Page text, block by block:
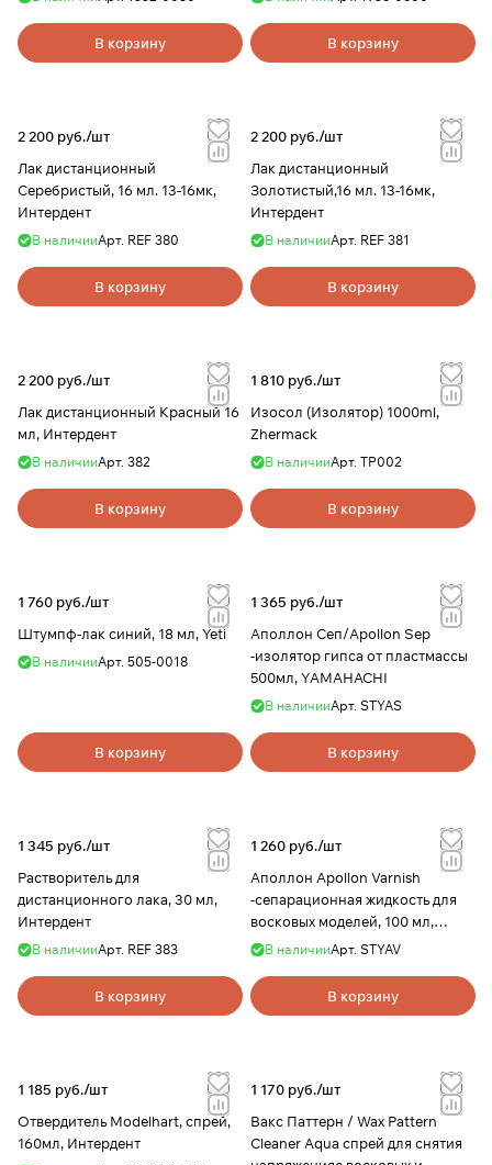
В корзину В корзину
2 200 руб./шт
Лак дистанционный
Серебристый, 16 мл. 13-16мк,
Интердент
В наличииАрт. REF 380
В корзину
2 200 руб./шт
Лак дистанционный
Золотистый,16 мл. 13-16мк,
Интердент
В наличииАрт. REF 381
В корзину
2 200 руб./шт
Лак дистанционный Красный 16
мл, Интердент
В наличииАрт. 382
В корзину
1 810 руб./шт
Изосол (Изолятор) 1000ml,
Zhermack
В наличииАрт. TP002
В корзину
1 760 руб./шт
Штумпф-лак синий, 18 мл, Yeti
В наличииАрт. 505-0018
В корзину
1 365 руб./шт
Аполлон Сеп/Apollon Sep
-изолятор гипса от пластмассы
500мл, YAMAHACHI
В наличииАрт. STYAS
В корзину
1 345 руб./шт
Растворитель для
дистанционного лака, 30 мл,
Интердент
В наличииАрт. REF 383
В корзину
1 260 руб./шт
Аполлон Apollon Varnish
-сепарационная жидкость для
восковых моделей, 100 мл,
YAMAHACHI
В наличииАрт. STYAV
В корзину
1 185 руб./шт
Отвердитель Modelhart, спрей,
160мл, Интердент
1 170 руб./шт
Вакс Паттерн / Wax Pattern
Cleaner Aqua спрей для снятия